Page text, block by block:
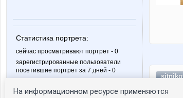
Статистика портрета:
сейчас просматривают портрет - 0
зарегистрированные пользователи
посетившие портрет за 7 дней - 0
На информационном ресурсе применяются